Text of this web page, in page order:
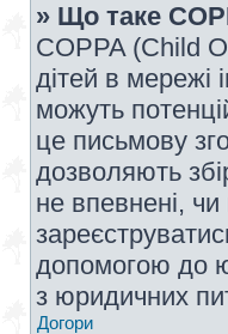
» Що таке
COPPA (Child
дітей в мережі
можуть
це письмову
дозволяють
не впевнені,
допомогою до
з юридичних
Догори